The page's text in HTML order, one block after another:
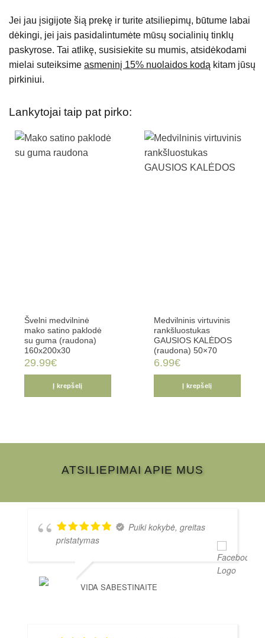
Jei jau įsigijote šią prekę ir turite atsiliepimų, būtume labai
dėkingi, jei jais pasidalintumėte mūsų socialinių tinklų
paskyrose. Tai atlikę, susisiekite su mumis, atsidėkodami
mielai suteiksime asmeninį 15% nuolaidos kodą kitam jūsų
pirkiniui.
Lankytojai taip pat pirko:
Švelni medvilninė
mako satino paklodė
su guma (raudona)
160x200x30
29.99€
Į krepšelį
Medvilninis virtuvinis
rankšluostukas
GAUSIOS KALĖDOS
(raudona) 50×70
6.99€
Į krepšelį
ATSILIEPIMAI APIE MUS
Puiki kokybė, greitas
pristatymas
VIDA SABESTINAITE